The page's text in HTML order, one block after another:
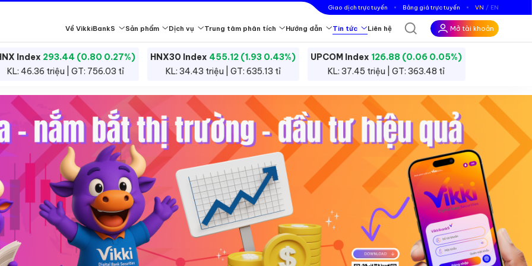
Giao dịch trực tuyến Bảng giá trực tuyến VN EN
Về VikkiBankS
Đội ngũ tư vấn
Tìm hiểu thêm
Sản phẩm
Nhà đầu tư chứng khoán chuyên nghiệp
Tìm hiểu thêm
Dịch vụ
Giao dịch chứng khoán là việc mua bán cổ phiếu, trái phiếu và các công cụ tài chính trên thị trường để đầu tư hoặc đầu cơ.
Giá chứng khoán biến động theo cung cầu, kinh tế và yếu tố doanh nghiệp.
Trung tâm phân tích
Báo cáo phân tích
Tìm hiểu thêm
VikkiBankS Ratings
Tìm hiểu thêm
Hướng dẫn
Hỗ trợ khách hàng
Tìm hiểu thêm
Tin tức
Công bố thông tin
Tìm hiểu thêm
Liên hệ Mở tài khoản
HNX Index293.44 (0.80 0.27%)
KL: 46.36 triệu | GT: 756.03 tỉ
HNX30 Index455.12 (1.93 0.43%)
KL: 34.43 triệu | GT: 635.13 tỉ
UPCOM Index126.88 (0.06 0.05%)
KL: 37.45 triệu | GT: 363.48 tỉ